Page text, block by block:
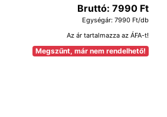
Bruttó: 7990 Ft
Egységár: 7990 Ft/db
Az ár tartalmazza az ÁFA-t!
Megszűnt, már nem rendelhető!